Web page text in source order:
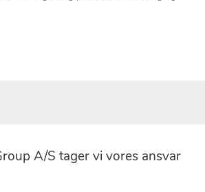
A/S tager vi vores ansvar